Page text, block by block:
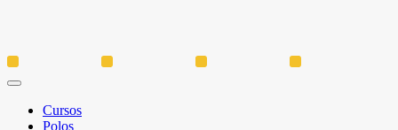
Cursos
Polos